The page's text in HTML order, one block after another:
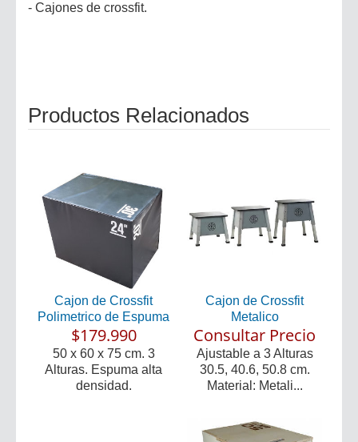
- Cajones de crossfit.
Productos Relacionados
Cajon de Crossfit
Polimetrico de Espuma
$179.990
50 x 60 x 75 cm. 3
Alturas. Espuma alta
densidad.
Cajon de Crossfit
Metalico
Consultar Precio
Ajustable a 3 Alturas
30.5, 40.6, 50.8 cm.
Material: Metali...